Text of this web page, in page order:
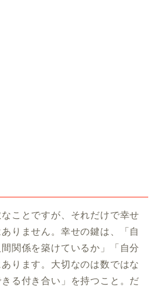
ことですが、それだけで幸せ
りません。幸せの鍵は、「自
関係を築けているか」「自分
ります。大切なのは数ではな
る付き合い」を持つこと。だ